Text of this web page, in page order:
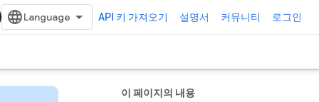
API 키 가져오기 설명서 커뮤니티 로그인
이 페이지의 내용